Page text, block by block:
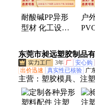
耐酸碱PP异形
型材 化工设备
截面挤出加工
户
料
东莞市昶远塑胶制品
3年 厂 安心购
出价迅速
真实性已核验 广
主营： 塑胶模具、注
塑胶配件、塑料件、